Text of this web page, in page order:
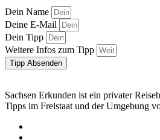
Dein Name
Deine E-Mail
Dein Tipp
Weitere Infos zum Tipp
Tipp Absenden
Sachsen Erkunden ist ein privater
Tipps im Freistaat und der Umgebung